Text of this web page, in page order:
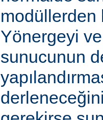
modüllerden
Yönergeyi
sunucunun